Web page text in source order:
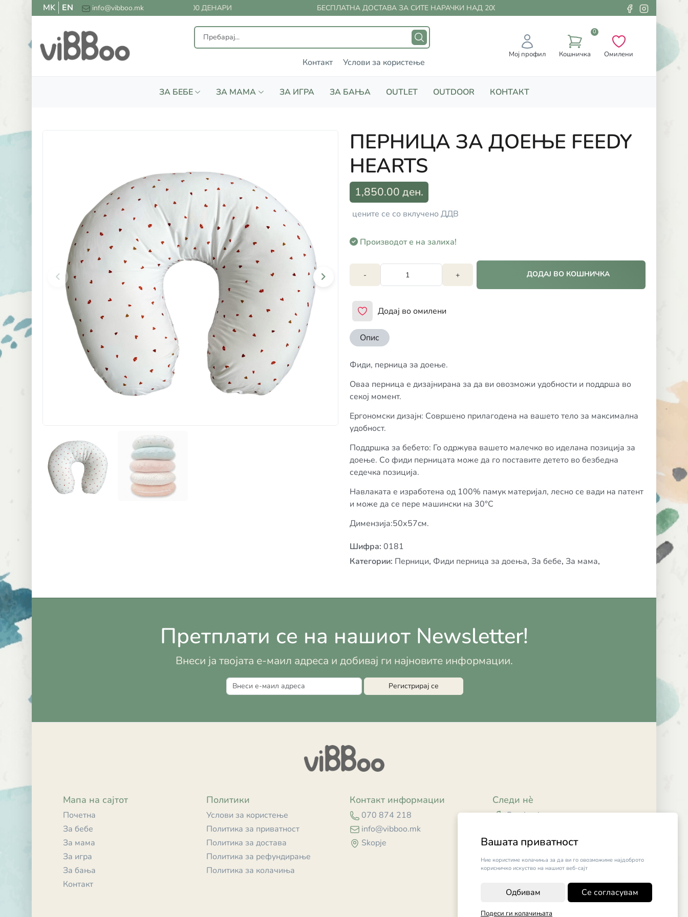
Вашата приватност
Ние користиме колачиња за да ви го овозможиме најдоброто
корисничко искуство на нашиот веб-сајт
Одбивам Се согласувам
Подеси ги колачињата
MK EN info@vibboo.mk
БЕСПЛАТНА ДОСТАВА ЗА СИТЕ НАРАЧКИ НАД 2000 ДЕНАРИ БЕСПЛАТНА ДОСТАВА ЗА СИТЕ НАРАЧКИ НАД 2000 ДЕНАРИ
Контакт Услови за користење
Мој профил
0
Кошничка Омилени
ЗА БЕБЕ ЗА МАМА ЗА ИГРА ЗА БАЊА OUTLET OUTDOOR КОНТАКТ
ПЕРНИЦА ЗА ДОЕЊЕ FEEDY
HEARTS
1,850.00 ден.
цените се со вклучено ДДВ
Производот е на залиха!
- + ДОДАЈ ВО КОШНИЧКА
Додај во омилени
Опис
Фиди, перница за доење.
Оваа перница е дизајнирана за да ви овозможи удобности и поддрша во
секој момент.
Ергономски дизајн: Совршено прилагодена на вашето тело за максимална
удобност.
Поддршка за бебето: Го одржува вашето малечко во иделана позиција за
доење. Со фиди перницата може да го поставите детето во безбедна
седечка позиција.
Навлаката е изработена од 100% памук материјал, лесно се вади на патент
и може да се пере машински на 30°C
Димензија:50х57cм.
Шифра: 0181
Категории: Перници, Фиди перница за доења, За бебе, За мама,
Претплати се на нашиот Newsletter!
Внеси ја твојата е-маил адреса и добивај ги најновите информации.
Регистрирај се
Мапа на сајтот
Почетна
За бебе
За мама
За игра
За бања
Контакт
Политики
Услови за користење
Политика за приватност
Политика за достава
Политика за рефундирање
Политика за колачиња
Контакт информации
070 874 218
info@vibboo.mk
Skopje
Следи нè
Facebook